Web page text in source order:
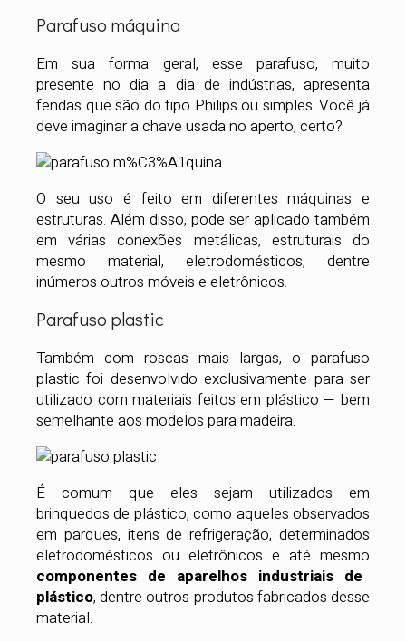
Parafuso máquina
Em sua forma geral, esse parafuso, muito
presente no dia a dia de indústrias, apresenta
fendas que são do tipo Philips ou simples. Você já
deve imaginar a chave usada no aperto, certo?
O seu uso é feito em diferentes máquinas e
estruturas. Além disso, pode ser aplicado também
em várias conexões metálicas, estruturais do
mesmo material, eletrodomésticos, dentre
inúmeros outros móveis e eletrônicos.
Parafuso plastic
Também com roscas mais largas, o parafuso
plastic foi desenvolvido exclusivamente para ser
utilizado com materiais feitos em plástico — bem
semelhante aos modelos para madeira.
É comum que eles sejam utilizados em
brinquedos de plástico, como aqueles observados
em parques, itens de refrigeração, determinados
eletrodomésticos ou eletrônicos e até mesmo
componentes de aparelhos industriais de
plástico, dentre outros produtos fabricados desse
material.